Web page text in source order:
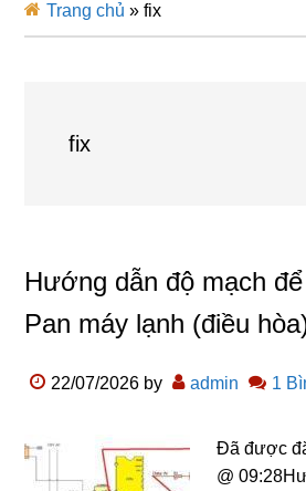
Trang chủ »fix
fix
Hướng dẫn độ mạch
Pan máy lạnh (điều
22/07/2026 by admin 1
Đã được
@